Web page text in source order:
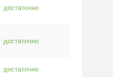
достаточно
достаточно
достаточно